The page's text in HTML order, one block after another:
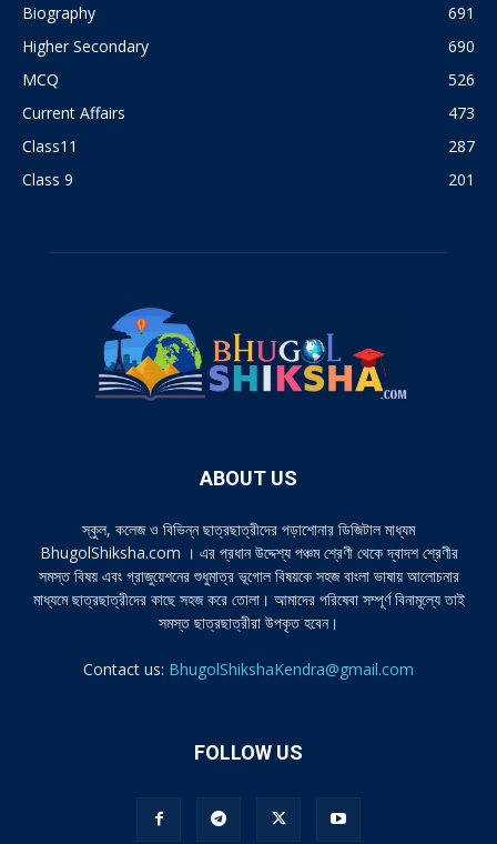
Biography
691
Higher Secondary
690
MCQ
526
Current Affairs
473
Class11
287
Class 9
201
ABOUT US
স্কুল, কলেজ ও বিভিন্ন ছাত্রছাত্রীদের পড়াশোনার ডিজিটাল মাধ্যম
BhugolShiksha.com । এর প্রধান উদ্দেশ্য পঞ্চম শ্রেণী থেকে দ্বাদশ শ্রেণীর
সমস্ত বিষয় এবং গ্রাজুয়েশনের শুধুমাত্র ভূগোল বিষয়কে সহজ বাংলা ভাষায় আলোচনার
মাধ্যমে ছাত্রছাত্রীদের কাছে সহজ করে তোলা। আমাদের পরিষেবা সম্পূর্ণ বিনামূল্যে তাই
সমস্ত ছাত্রছাত্রীরা উপকৃত হবেন।
Contact us: BhugolShikshaKendra@gmail.com
FOLLOW US